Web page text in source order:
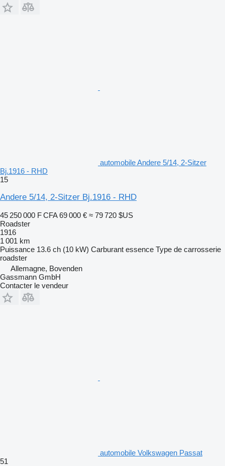
automobile Andere 5/14, 2-Sitzer
Bj.1916 - RHD
15
Andere 5/14, 2-Sitzer Bj.1916 - RHD
45 250 000 F CFA 69 000 € ≈ 79 720 $US
Roadster
1916
1 001 km
Puissance 13.6 ch (10 kW) Carburant essence Type de carrosserie
roadster
Allemagne, Bovenden
Gassmann GmbH
Contacter le vendeur
automobile Volkswagen Passat
51